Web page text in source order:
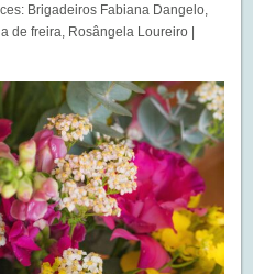
Brigadeiros Fabiana Dangelo,
de freira, Rosângela Loureiro |